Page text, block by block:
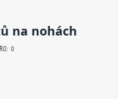
na nohách
0